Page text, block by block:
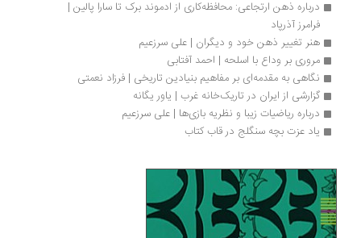
فرامرز آذرپاد
هنر تغییر ذهن خود و دیگران | علی سرزعیم
مروری بر وداع با اسلحه | احمد آفتابی
نگاهی به مقدمه‌ای بر مفاهیم بنیادین تاریخی | فرزاد نعمتی
گزارشی از ایران در تاریک‌خانه غرب | یاور یگانه
درباره ریاضیات زیبا و نظریه بازی‌ها | علی سرزعیم
یاد عزت بچه سنگلج در قاب کتاب